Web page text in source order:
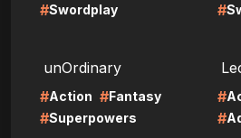
#Swordplay #
unOrdinary
#Action #Fantasy
#Superpowers
#
#